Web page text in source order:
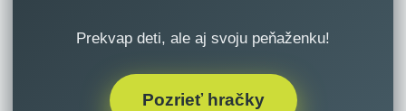
Prekvap deti, ale aj svoju peňaženku!
Pozrieť hračky